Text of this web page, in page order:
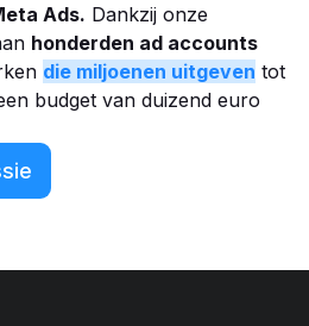
Ads. Dankzij onze
honderden ad accounts
die miljoenen uitgeven tot
budget van duizend euro